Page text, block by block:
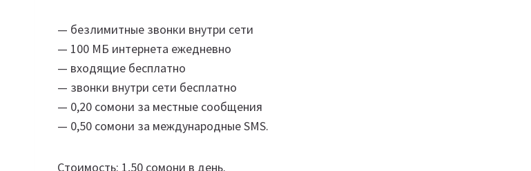
— безлимитные звонки внутри сети
— 100 МБ интернета ежедневно
— входящие бесплатно
— звонки внутри сети бесплатно
— 0,20 сомони за местные сообщения
— 0,50 сомони за международные SMS.
Стоимость: 1,50 сомони в день.